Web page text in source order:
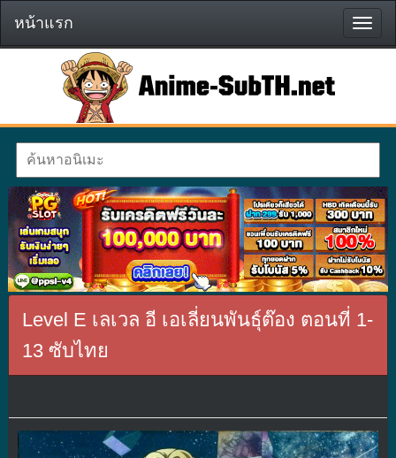
หน้า
แรก
หน้าแรก
Level E เลเวล อี เอเลี่ยนพันธุ์ต๊อง ตอนที่ 1-
13 ซับไทย